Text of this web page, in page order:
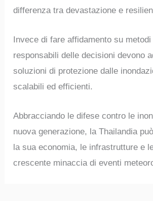
differenza tra devastazione e
Invece di fare affidamento su
responsabili delle decisioni devono
soluzioni di protezione dalle
scalabili ed efficienti.
Abbracciando le difese contro le
nuova generazione, la Thailandia
la sua economia, le infrastrutture e
crescente minaccia di eventi